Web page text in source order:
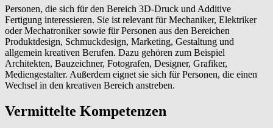
Personen, die sich für den Bereich 3D-Druck und Additive
Fertigung interessieren. Sie ist relevant für Mechaniker, Elektriker
oder Mechatroniker sowie für Personen aus den Bereichen
Produktdesign, Schmuckdesign, Marketing, Gestaltung und
allgemein kreativen Berufen. Dazu gehören zum Beispiel
Architekten, Bauzeichner, Fotografen, Designer, Grafiker,
Mediengestalter. Außerdem eignet sie sich für Personen, die einen
Wechsel in den kreativen Bereich anstreben.
Vermittelte Kompetenzen